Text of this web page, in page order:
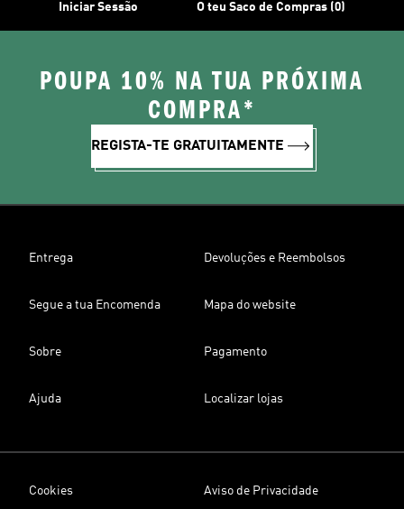
Iniciar Sessão O teu Saco de Compras (0)
POUPA 10% NA TUA PRÓXIMA
COMPRA*
REGISTA-TE GRATUITAMENTE
Entrega Devoluções e Reembolsos
Segue a tua Encomenda Mapa do website
Sobre Pagamento
Ajuda Localizar lojas
Cookies Aviso de Privacidade